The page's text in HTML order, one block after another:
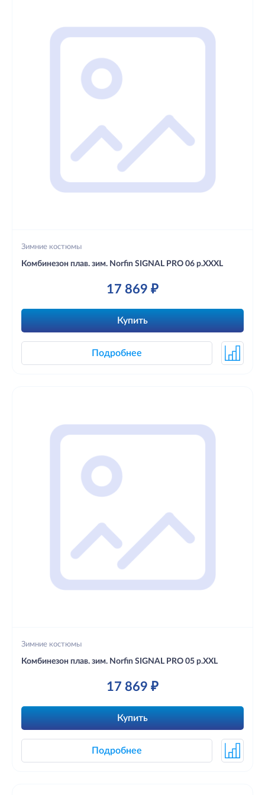
Зимние костюмы
Комбинезон плав. зим. Norfin SIGNAL PRO 06 р.XXXL
17 869 ₽
Купить
Подробнее
Зимние костюмы
Комбинезон плав. зим. Norfin SIGNAL PRO 05 р.XXL
17 869 ₽
Купить
Подробнее